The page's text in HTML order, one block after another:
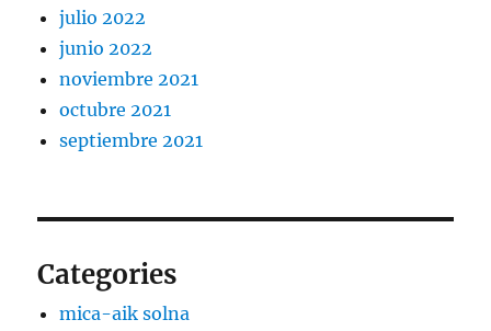
julio 2022
junio 2022
noviembre 2021
octubre 2021
septiembre 2021
Categories
mica-aik solna